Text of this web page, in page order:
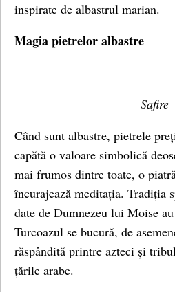
inspirate de albastrul marian.
Magia pietrelor albastre
Safire
Când sunt albastre, pietrele
capătă o valoare simbolică
mai frumos dintre toate, o
încurajează meditația. Tradiția
date de Dumnezeu lui Moise
Turcoazul se bucură, de
răspândită printre azteci și
țările arabe.